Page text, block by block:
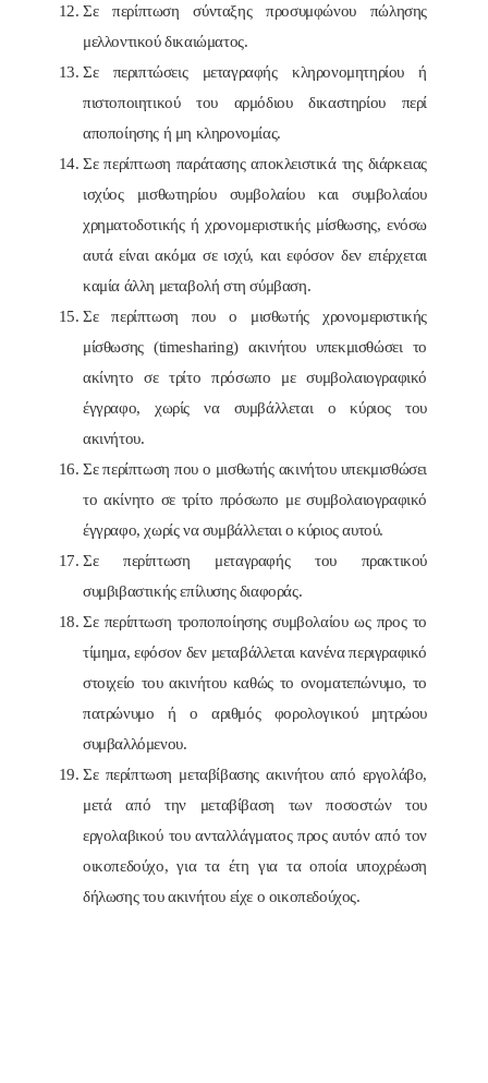
Σε περίπτωση σύνταξης προσυμφώνου πώλησης
μελλοντικού δικαιώματος.
Σε περιπτώσεις μεταγραφής κληρονομητηρίου ή
πιστοποιητικού του αρμόδιου δικαστηρίου περί
αποποίησης ή μη κληρονομίας.
Σε περίπτωση παράτασης αποκλειστικά της διάρκειας
ισχύος μισθωτηρίου συμβολαίου και συμβολαίου
χρηματοδοτικής ή χρονομεριστικής μίσθωσης, ενόσω
αυτά είναι ακόμα σε ισχύ, και εφόσον δεν επέρχεται
καμία άλλη μεταβολή στη σύμβαση.
Σε περίπτωση που ο μισθωτής χρονομεριστικής
μίσθωσης (timesharing) ακινήτου υπεκμισθώσει το
ακίνητο σε τρίτο πρόσωπο με συμβολαιογραφικό
έγγραφο, χωρίς να συμβάλλεται ο κύριος του
ακινήτου.
Σε περίπτωση που ο μισθωτής ακινήτου υπεκμισθώσει
το ακίνητο σε τρίτο πρόσωπο με συμβολαιογραφικό
έγγραφο, χωρίς να συμβάλλεται ο κύριος αυτού.
Σε περίπτωση μεταγραφής του πρακτικού
συμβιβαστικής επίλυσης διαφοράς.
Σε περίπτωση τροποποίησης συμβολαίου ως προς το
τίμημα, εφόσον δεν μεταβάλλεται κανένα περιγραφικό
στοιχείο του ακινήτου καθώς το ονοματεπώνυμο, το
πατρώνυμο ή ο αριθμός φορολογικού μητρώου
συμβαλλόμενου.
Σε περίπτωση μεταβίβασης ακινήτου από εργολάβο,
μετά από την μεταβίβαση των ποσοστών του
εργολαβικού του ανταλλάγματος προς αυτόν από τον
οικοπεδούχο, για τα έτη για τα οποία υποχρέωση
δήλωσης του ακινήτου είχε ο οικοπεδούχος.